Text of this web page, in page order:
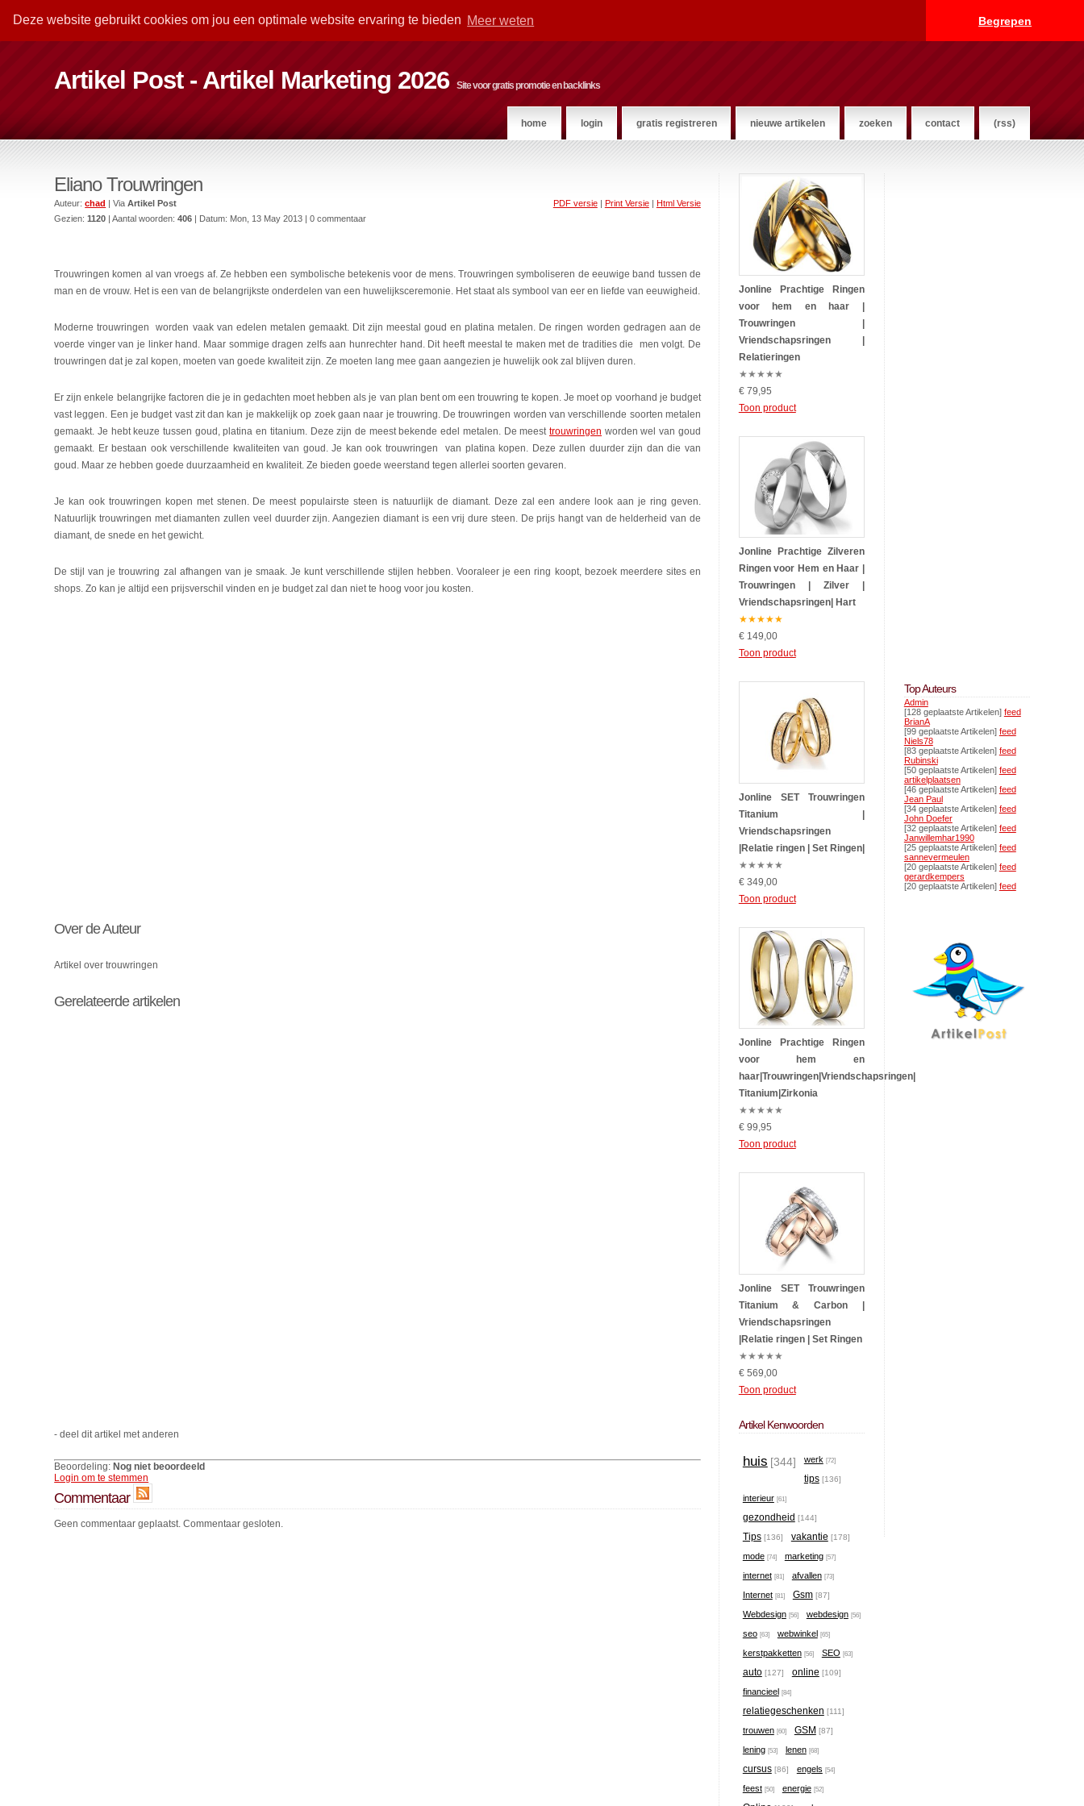
Deze website gebruikt cookies om jou een optimale website ervaring te bieden Meer weten Begrepen
Artikel Post - Artikel Marketing 2026 Site voor gratis promotie en backlinks
home login gratis registreren nieuwe artikelen zoeken contact (rss)
Eliano Trouwringen
PDF versie| Print Versie| Html Versie
Auteur:chad | ViaArtikel Post
Gezien:1120 | Aantal woorden:406 | Datum: Mon, 13 May 2013 | 0 commentaar
Trouwringen komen al van vroegs af. Ze hebben een symbolische betekenis voor de mens. Trouwringen symboliseren de eeuwige band tussen de
man en de vrouw. Het is een van de belangrijkste onderdelen van een huwelijksceremonie. Het staat als symbool van eer en liefde van eeuwigheid.
Moderne trouwringen worden vaak van edelen metalen gemaakt. Dit zijn meestal goud en platina metalen. De ringen worden gedragen aan de
voerde vinger van je linker hand. Maar sommige dragen zelfs aan hunrechter hand. Dit heeft meestal te maken met de tradities die men volgt. De
trouwringen dat je zal kopen, moeten van goede kwaliteit zijn. Ze moeten lang mee gaan aangezien je huwelijk ook zal blijven duren.
Er zijn enkele belangrijke factoren die je in gedachten moet hebben als je van plan bent om een trouwring te kopen. Je moet op voorhand je budget
vast leggen. Een je budget vast zit dan kan je makkelijk op zoek gaan naar je trouwring. De trouwringen worden van verschillende soorten metalen
gemaakt. Je hebt keuze tussen goud, platina en titanium. Deze zijn de meest bekende edel metalen. De meest trouwringen worden wel van goud
gemaakt. Er bestaan ook verschillende kwaliteiten van goud. Je kan ook trouwringen van platina kopen. Deze zullen duurder zijn dan die van
goud. Maar ze hebben goede duurzaamheid en kwaliteit. Ze bieden goede weerstand tegen allerlei soorten gevaren.
Je kan ook trouwringen kopen met stenen. De meest populairste steen is natuurlijk de diamant. Deze zal een andere look aan je ring geven.
Natuurlijk trouwringen met diamanten zullen veel duurder zijn. Aangezien diamant is een vrij dure steen. De prijs hangt van de helderheid van de
diamant, de snede en het gewicht.
De stijl van je trouwring zal afhangen van je smaak. Je kunt verschillende stijlen hebben. Vooraleer je een ring koopt, bezoek meerdere sites en
shops. Zo kan je altijd een prijsverschil vinden en je budget zal dan niet te hoog voor jou kosten.
Over de Auteur
Artikel over trouwringen
Gerelateerde artikelen
- deel dit artikel met anderen
Beoordeling: Nog niet beoordeeld
Login om te stemmen
Commentaar
Geen commentaar geplaatst. Commentaar gesloten.
Jonline Prachtige Ringen
voor hem en haar |
Trouwringen |
Vriendschapsringen |
Relatieringen
★★★★★
€ 79,95
Toon product
Jonline Prachtige Zilveren
Ringen voor Hem en Haar |
Trouwringen | Zilver |
Vriendschapsringen| Hart
★★★★★
€ 149,00
Toon product
Jonline SET Trouwringen
Titanium |
Vriendschapsringen
|Relatie ringen | Set Ringen|
★★★★★
€ 349,00
Toon product
Jonline Prachtige Ringen
voor hem en
haar|Trouwringen|Vriendschapsringen|
Titanium|Zirkonia
★★★★★
€ 99,95
Toon product
Jonline SET Trouwringen
Titanium & Carbon |
Vriendschapsringen
|Relatie ringen | Set Ringen
★★★★★
€ 569,00
Toon product
Artikel Kenwoorden
huis [344] werk [72]
tips [136]
interieur [61]
gezondheid [144]
Tips [136] vakantie [178]
mode [74] marketing [57]
internet [81] afvallen [73]
Internet [81] Gsm [87]
Webdesign [56] webdesign [56]
seo [63] webwinkel [65]
kerstpakketten [56] SEO [63]
auto [127] online [109]
financieel [84]
relatiegeschenken [111]
trouwen [60] GSM [87]
lening [53] lenen [68]
cursus [86] engels [54]
feest [50] energie [52]
Top Auteurs
Admin
[128 geplaatste Artikelen] feed
BrianA
[99 geplaatste Artikelen] feed
Niels78
[83 geplaatste Artikelen] feed
Rubinski
[50 geplaatste Artikelen] feed
artikelplaatsen
[46 geplaatste Artikelen] feed
Jean Paul
[34 geplaatste Artikelen] feed
John Doefer
[32 geplaatste Artikelen] feed
Janwillemhar1990
[25 geplaatste Artikelen] feed
sannevermeulen
[20 geplaatste Artikelen] feed
gerardkempers
[20 geplaatste Artikelen] feed